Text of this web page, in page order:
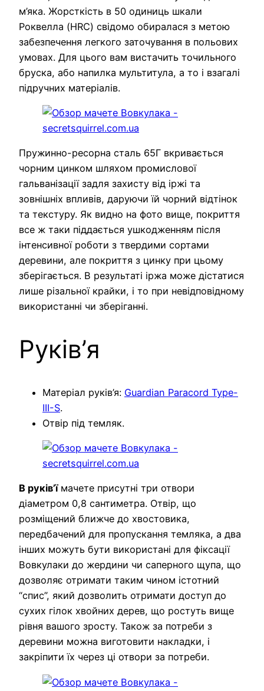
м’яка. Жорсткість в 50 одиниць шкали
Роквелла (HRC) свідомо обиралася з метою
забезпечення легкого заточування в польових
умовах. Для цього вам вистачить точильного
бруска, або напилка мультитула, а то і взагалі
підручних матеріалів.
Пружинно-ресорна сталь 65Г вкривається
чорним цинком шляхом промислової
гальванізації задля захисту від іржі та
зовнішніх впливів, даруючи їй чорний відтінок
та текстуру. Як видно на фото вище, покриття
все ж таки піддається ушкодженням після
інтенсивної роботи з твердими сортами
деревини, але покриття з цинку при цьому
зберігається. В результаті іржа може дістатися
лише різальної крайки, і то при невідповідному
використанні чи зберіганні.
Руків’я
Матеріал руків’я: Guardian Paracord Type-
III-S.
Отвір під темляк.
В руків’їмачете присутні три отвори
діаметром 0,8 сантиметра. Отвір, що
розміщений ближче до хвостовика,
передбачений для пропускання темляка, а два
інших можуть бути використані для фіксації
Вовкулаки до жердини чи саперного щупа, що
дозволяє отримати таким чином істотний
“спис”, який дозволить отримати доступ до
сухих гілок хвойних дерев, що ростуть вище
рівня вашого зросту. Також за потреби з
деревини можна виготовити накладки, і
закріпити їх через ці отвори за потреби.